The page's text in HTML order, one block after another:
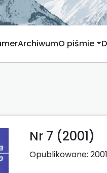
ArchiwumO piśmie
Nr 7 (2001)
Opublikowane: